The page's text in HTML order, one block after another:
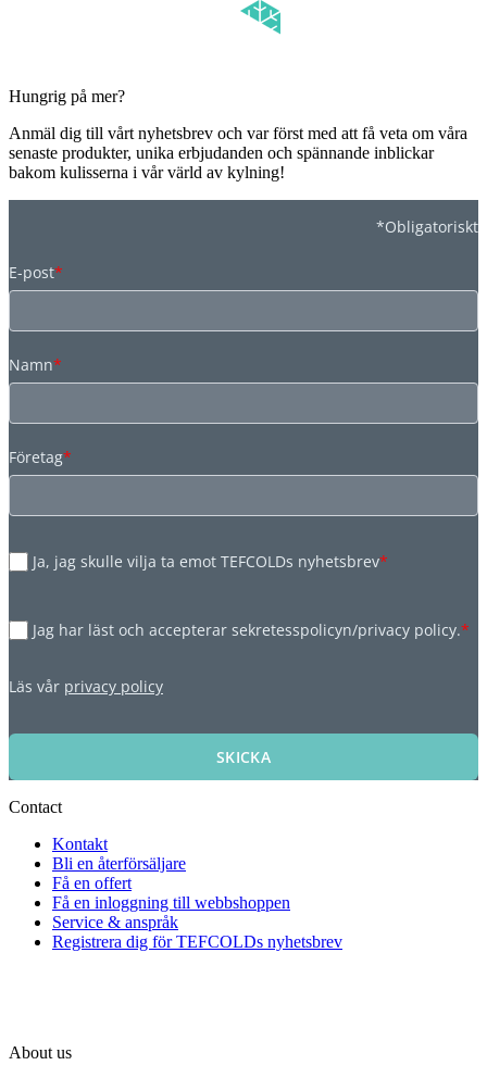
Hungrig på mer?
Anmäl dig till vårt nyhetsbrev och var först med att få veta om våra
senaste produkter, unika erbjudanden och spännande inblickar
bakom kulisserna i vår värld av kylning!
*Obligatoriskt
E-post*
Namn*
Företag*
Ja, jag skulle vilja ta emot TEFCOLDs nyhetsbrev*
Jag har läst och accepterar sekretesspolicyn/privacy policy.*
Läs vår privacy policy
SKICKA
Contact
Kontakt
Bli en återförsäljare
Få en offert
Få en inloggning till webbshoppen
Service & anspråk
Registrera dig för TEFCOLDs nyhetsbrev
About us